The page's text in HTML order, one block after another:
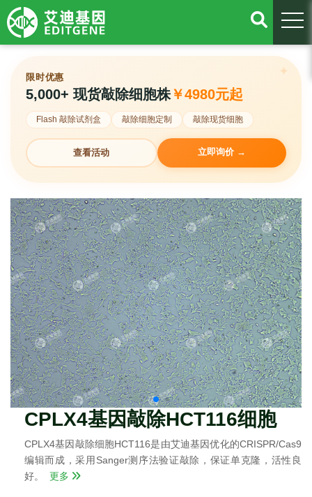
限时优惠
5,000+ 现货敲除细胞株￥4980元起
Flash 敲除试剂盒 敲除细胞定制 敲除现货细胞
查看活动 立即询价 →
CPLX4基因敲除HCT116细胞
CPLX4基因敲除细胞HCT116是由艾迪基因优化的CRISPR/Cas9
编辑而成，采用Sanger测序法验证敲除，保证单克隆，活性良
好。
更多